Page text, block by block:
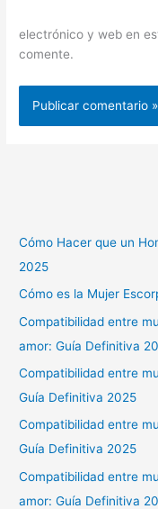
electrónico y web en
comente.
Cómo Hacer que un
2025
Cómo es la Mujer
Compatibilidad entre
amor: Guía Definitiva
Compatibilidad entre
Guía Definitiva 2025
Compatibilidad entre
Guía Definitiva 2025
Compatibilidad entre
amor: Guía Definitiva